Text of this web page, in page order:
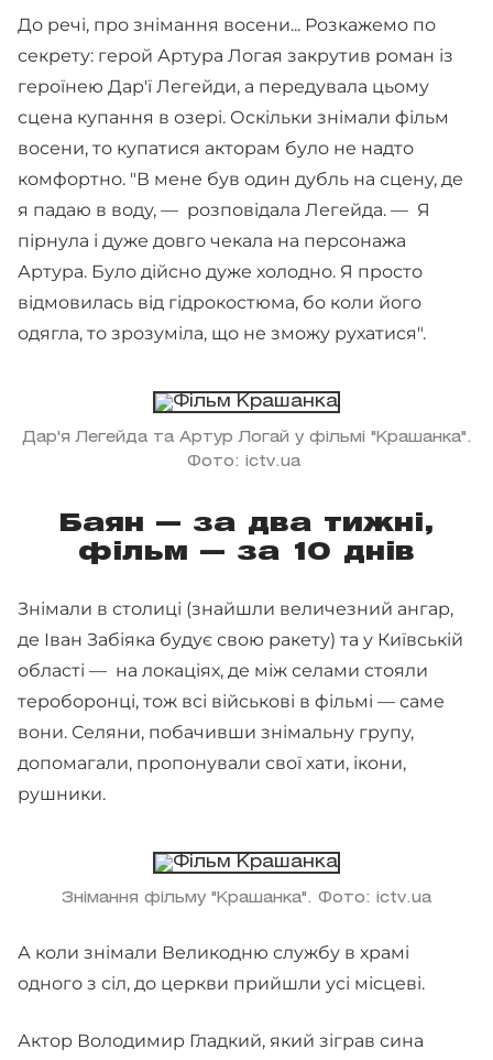
До речі, про знімання восени... Розкажемо по
секрету: герой Артура Логая закрутив роман із
героїнею Дар'ї Легейди, а передувала цьому
сцена купання в озері. Оскільки знімали фільм
восени, то купатися акторам було не надто
комфортно. "В мене був один дубль на сцену, де
я падаю в воду, — розповідала Легейда. — Я
пірнула і дуже довго чекала на персонажа
Артура. Було дійсно дуже холодно. Я просто
відмовилась від гідрокостюма, бо коли його
одягла, то зрозуміла, що не зможу рухатися".
Дар'я Легейда та Артур Логай у фільмі "Крашанка".
Фото: ictv.ua
Баян — за два тижні,
фільм — за 10 днів
Знімали в столиці (знайшли величезний ангар,
де Іван Забіяка будує свою ракету) та у Київській
області — на локаціях, де між селами стояли
тероборонці, тож всі військові в фільмі — саме
вони. Селяни, побачивши знімальну групу,
допомагали, пропонували свої хати, ікони,
рушники.
Знімання фільму "Крашанка". Фото: ictv.ua
А коли знімали Великодню службу в храмі
одного з сіл, до церкви прийшли усі місцеві.
Актор Володимир Гладкий, який зіграв сина